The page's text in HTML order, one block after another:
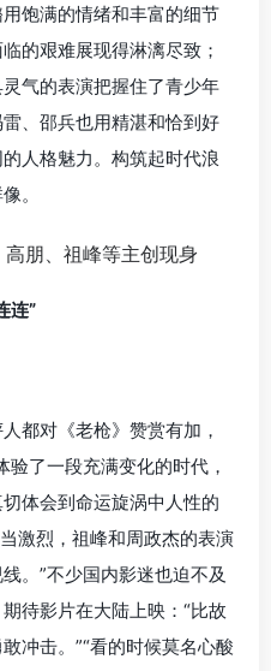
饱满的情绪和丰富的细节
的艰难展现得淋漓尽致；
气的表演把握住了青少年
、邵兵也用精湛和恰到好
人格魅力。构筑起时代浪
。
连”
都对《老枪》赞赏有加，
了一段充满变化的时代，
体会到命运旋涡中人性的
激烈，祖峰和周政杰的表演
。”不少国内影迷也迫不及
待影片在大陆上映：“比故
冲击。”“看的时候莫名心酸